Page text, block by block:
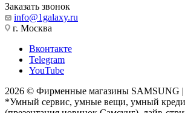
Заказать звонок
info@1galaxy.ru
г. Москва
Вконтакте
Telegram
YouTube
2026 © Фирменные магазины SAMSUNG |
*Умный сервис, умные вещи, умный